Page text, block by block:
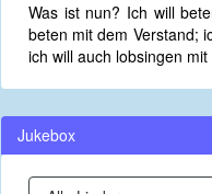
Was ist nun? Ich will
beten mit dem Verstand;
ich will auch lobsingen
Jukebox